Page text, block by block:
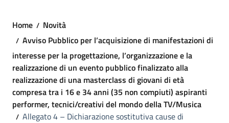
Home
Novità
Avviso Pubblico per l’acquisizione di manifestazioni di
interesse per la progettazione, l’organizzazione e la
realizzazione di un evento pubblico finalizzato alla
realizzazione di una masterclass di giovani di età
compresa tra i 16 e 34 anni (35 non compiuti) aspiranti
performer, tecnici/creativi del mondo della TV/Musica
Allegato 4 – Dichiarazione sostitutiva cause di